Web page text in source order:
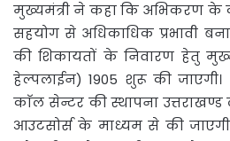
मुख्यमंत्री ने कहा कि अभिकरण के
सहयोग से अधिकाधिक प्रभावी
की शिकायतों के निवारण हेतु
हेल्पलाईन) 1905 शुरू की
काॅल सेन्टर की स्थापना
आउटसोर्स के माध्यम से की